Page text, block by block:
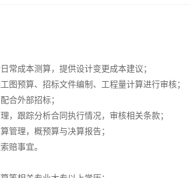
常成本测算，提供设计变更成本建议；
图预算、招标文件编制、工程量计算进行审核；
合外部招标；
，跟踪分析合同执行情况，审核相关条款；
管理，概预算与决算报告；
赔事宜。